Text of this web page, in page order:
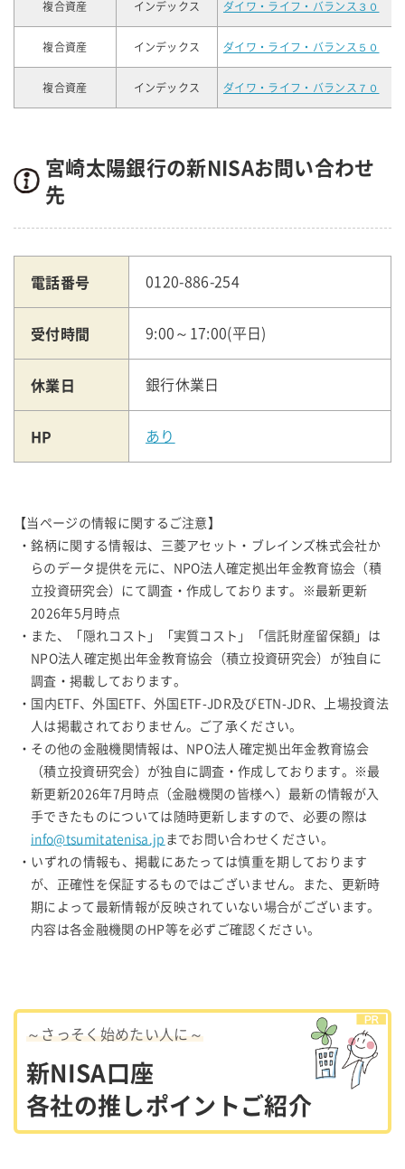
複合資産 インデックス ダイワ・ライフ・バランス３０
複合資産 インデックス ダイワ・ライフ・バランス５０
複合資産 インデックス ダイワ・ライフ・バランス７０
宮崎太陽銀行の新NISAお問い合わせ
先
電話番号 0120-886-254
受付時間 9:00～17:00(平日)
休業日 銀行休業日
HP あり
【当ページの情報に関するご注意】
・銘柄に関する情報は、三菱アセット・ブレインズ株式会社か
らのデータ提供を元に、NPO法人確定拠出年金教育協会（積
立投資研究会）にて調査・作成しております。※最新更新
2026年5月時点
・また、「隠れコスト」「実質コスト」「信託財産留保額」は
NPO法人確定拠出年金教育協会（積立投資研究会）が独自に
調査・掲載しております。
・国内ETF、外国ETF、外国ETF-JDR及びETN-JDR、上場投資法
人は掲載されておりません。ご了承ください。
・その他の金融機関情報は、NPO法人確定拠出年金教育協会
（積立投資研究会）が独自に調査・作成しております。※最
新更新2026年7月時点（金融機関の皆様へ）最新の情報が入
手できたものについては随時更新しますので、必要の際は
info@tsumitatenisa.jp までお問い合わせください。
・いずれの情報も、掲載にあたっては慎重を期しております
が、正確性を保証するものではございません。また、更新時
期によって最新情報が反映されていない場合がございます。
内容は各金融機関のHP等を必ずご確認ください。
～さっそく始めたい人に～
新NISA口座
各社の推しポイントご紹介